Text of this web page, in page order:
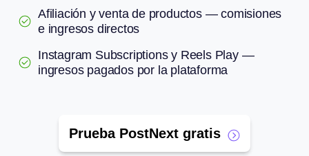
Afiliación y venta de productos — comisiones
e ingresos directos
Instagram Subscriptions y Reels Play —
ingresos pagados por la plataforma
Prueba PostNext gratis